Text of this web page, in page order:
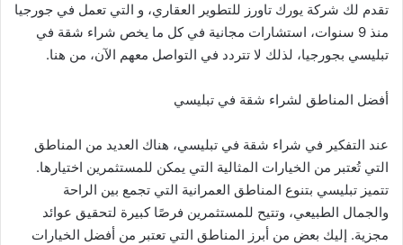
تقدم لك شركة يورك تاورز للتطوير العقاري، و التي تعمل في جورجيا
منذ 9 سنوات، استشارات مجانية في كل ما يخص شراء شقة في
تبليسي بجورجيا، لذلك لا تتردد في التواصل معهم الآن، من هنا.
أفضل المناطق لشراء شقة في تبليسي
عند التفكير في شراء شقة في تبليسي، هناك العديد من المناطق
التي تُعتبر من الخيارات المثالية التي يمكن للمستثمرين اختيارها.
تتميز تبليسي بتنوع المناطق العمرانية التي تجمع بين الراحة
والجمال الطبيعي، وتتيح للمستثمرين فرصًا كبيرة لتحقيق عوائد
مجزية. إليك بعض من أبرز المناطق التي تعتبر من أفضل الخيارات